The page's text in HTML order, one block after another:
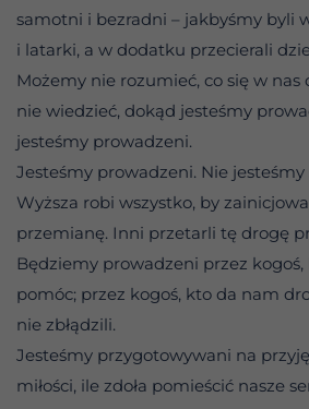
samotni i bezradni – jakbyśmy byli
i latarki, a w dodatku przecierali
Możemy nie rozumieć, co się w
nie wiedzieć, dokąd jesteśmy
jesteśmy prowadzeni.
Jesteśmy prowadzeni. Nie jesteśmy
Wyższa robi wszystko, by
przemianę. Inni przetarli tę drogę
Będziemy prowadzeni przez
pomóc; przez kogoś, kto da nam
nie zbłądzili.
Jesteśmy przygotowywani na
miłości, ile zdoła pomieścić nasze